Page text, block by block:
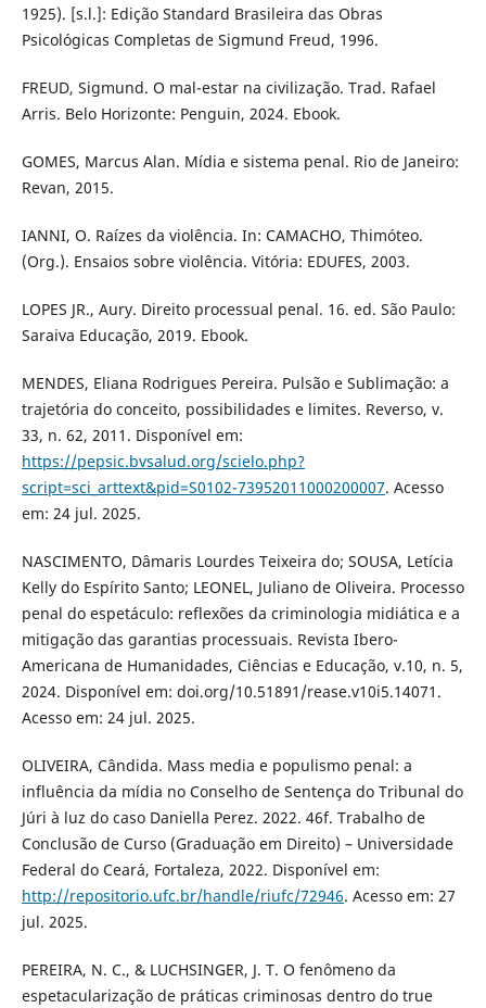
1925). [s.l.]: Edição Standard Brasileira das Obras
Psicológicas Completas de Sigmund Freud, 1996.
FREUD, Sigmund. O mal-estar na civilização. Trad. Rafael
Arris. Belo Horizonte: Penguin, 2024. Ebook.
GOMES, Marcus Alan. Mídia e sistema penal. Rio de Janeiro:
Revan, 2015.
IANNI, O. Raízes da violência. In: CAMACHO, Thimóteo.
(Org.). Ensaios sobre violência. Vitória: EDUFES, 2003.
LOPES JR., Aury. Direito processual penal. 16. ed. São Paulo:
Saraiva Educação, 2019. Ebook.
MENDES, Eliana Rodrigues Pereira. Pulsão e Sublimação: a
trajetória do conceito, possibilidades e limites. Reverso, v.
33, n. 62, 2011. Disponível em:
https://pepsic.bvsalud.org/scielo.php?
script=sci_arttext&pid=S0102-73952011000200007. Acesso
em: 24 jul. 2025.
NASCIMENTO, Dâmaris Lourdes Teixeira do; SOUSA, Letícia
Kelly do Espírito Santo; LEONEL, Juliano de Oliveira. Processo
penal do espetáculo: reflexões da criminologia midiática e a
mitigação das garantias processuais. Revista Ibero-
Americana de Humanidades, Ciências e Educação, v.10, n. 5,
2024. Disponível em: doi.org/10.51891/rease.v10i5.14071.
Acesso em: 24 jul. 2025.
OLIVEIRA, Cândida. Mass media e populismo penal: a
influência da mídia no Conselho de Sentença do Tribunal do
Júri à luz do caso Daniella Perez. 2022. 46f. Trabalho de
Conclusão de Curso (Graduação em Direito) – Universidade
Federal do Ceará, Fortaleza, 2022. Disponível em:
http://repositorio.ufc.br/handle/riufc/72946. Acesso em: 27
jul. 2025.
PEREIRA, N. C., & LUCHSINGER, J. T. O fenômeno da
espetacularização de práticas criminosas dentro do true